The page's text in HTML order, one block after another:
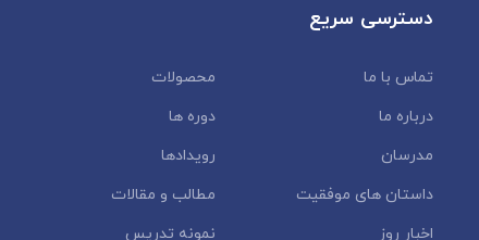
دسترسی سریع
تماس با ما
محصولات
درباره ما
دوره ها
مدرسان
رویدادها
داستان‌ های موفقیت
مطالب و مقالات
اخبار روز
نمونه تدریس